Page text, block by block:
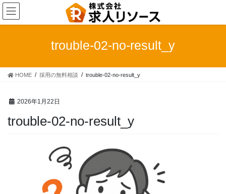
コ
ン
テ
ス
ナ
ビ
ゲ
ン
trouble-02-no-result_y
HOME 採用の無料相談 trouble-02-no-result_y
2026年1月22日
trouble-02-no-result_y